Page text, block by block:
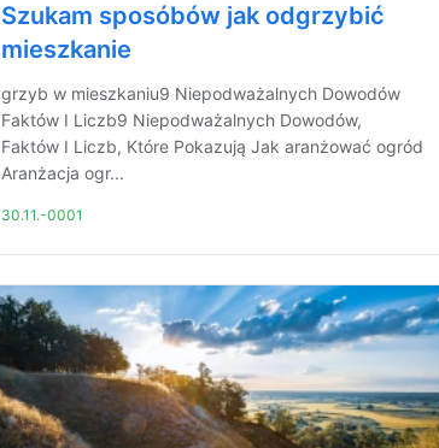
Szukam sposóbów jak odgrzybić
mieszkanie
grzyb w mieszkaniu9 Niepodważalnych Dowodów
Faktów I Liczb9 Niepodważalnych Dowodów,
Faktów I Liczb, Które Pokazują Jak aranżować ogród
Aranżacja ogr...
30.11.-0001